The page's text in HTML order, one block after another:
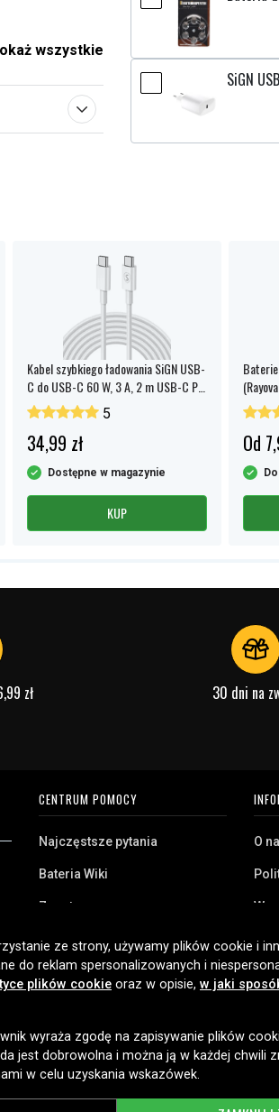
wszystkie
SiGN
Kabel szybkiego ładowania SiGN USB-
C do USB-C 60 W, 3 A, 2 m USB-C PD
- biały
5
34,99 zł
Dostępne w magazynie
KUP
Od
zł 30 dni na
CENTRUM POMOCY
Najczęstsze pytania
Bateria Wiki
Zwrot
Klient biznesowy
Jaką baterię posiadam?
O
OPCJE DOSTAWY
ze strony, używamy plików cookie i
do reklam spersonalizowanych i
plików cookie oraz w opisie, w jaki
wyraża zgodę na zapisywanie plików
jest dobrowolna i można ją w każdej chwili
w celu uzyskania wskazówek.